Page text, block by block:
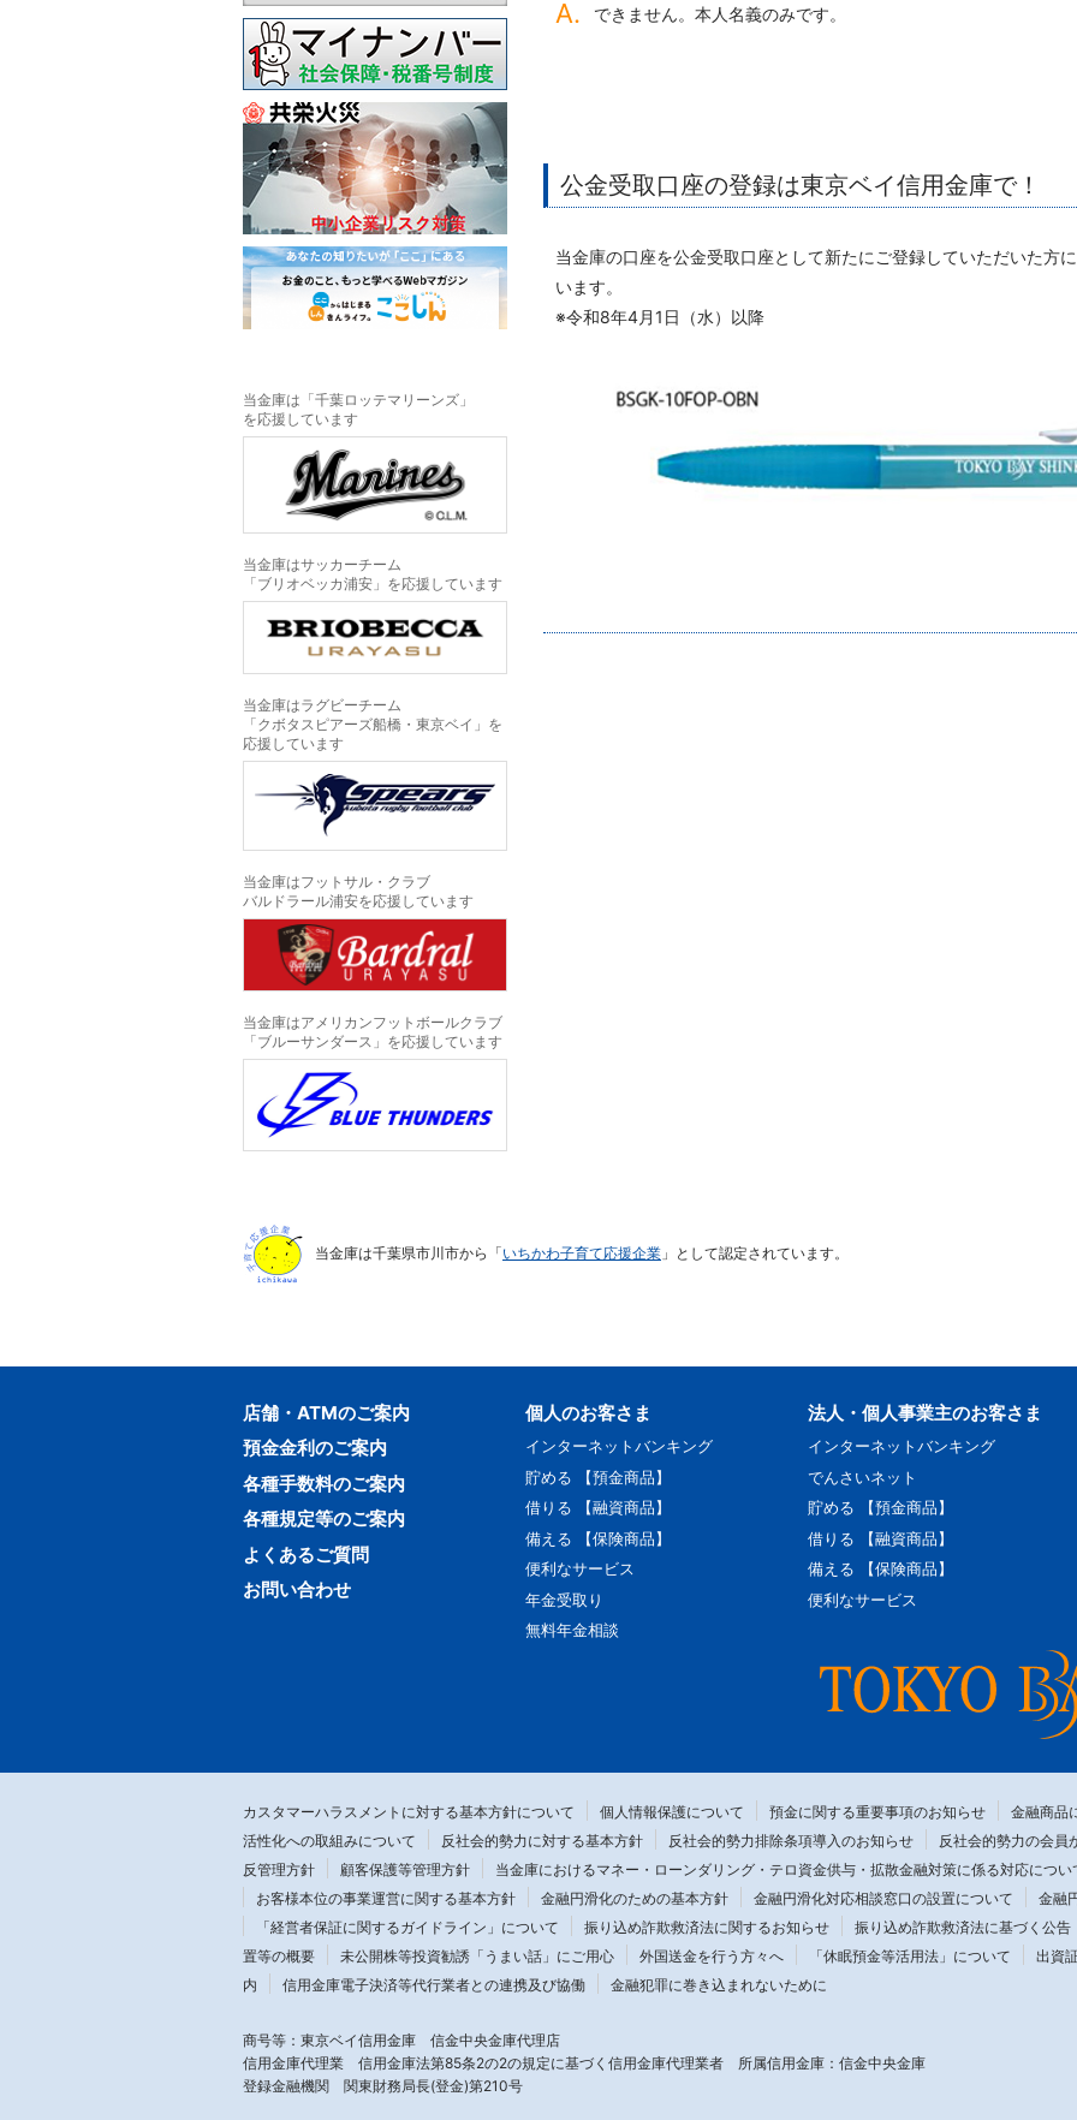
当金庫は「千葉ロッテマリーンズ」
を応援しています
当金庫はサッカーチーム
「ブリオベッカ浦安」を応援しています
当金庫はラグビーチーム
「クボタスピアーズ船橋・東京ベイ」を
応援しています
当金庫はフットサル・クラブ
バルドラール浦安を応援しています
当金庫はアメリカンフットボールクラブ
「ブルーサンダース」を応援しています
できません。本人名義のみです。
公金受取口座の登録は東京ベイ信用金庫で！
当金庫の口座を公金受取口座として新たにご登録していただいた方
います。
※令和8年4月1日（水）以降
当金庫は千葉県市川市から「いちかわ子育て応援企業 」として認定されています。
店舗・ATMのご案内
預金金利のご案内
各種手数料のご案内
各種規定等のご案内
よくあるご質問
お問い合わせ
個人のお客さま
インターネットバンキング
貯める 【預金商品】
借りる 【融資商品】
備える 【保険商品】
便利なサービス
年金受取り
無料年金相談
法人・個人事業主のお客さま
インターネットバンキング
でんさいネット
貯める 【預金商品】
借りる 【融資商品】
備える 【保険商品】
便利なサービス
カスタマーハラスメントに対する基本方針について 個人情報保護について 預金に関する重要事項のお知らせ 金融商品
活性化への取組みについて
反社会的勢力に対する基本方針 反社会的勢力排除条項導入のお知らせ 反社会的勢力の会員
反管理方針
顧客保護等管理方針 当金庫におけるマネー・ローンダリング・テロ資金供与・拡散金融対策に係る対応につい
お客様本位の事業運営に関する基本方針
金融円滑化のための基本方針 金融円滑化対応相談窓口の設置について
金融
「経営者保証に関するガイドライン」について
振り込め詐欺救済法に関するお知らせ 振り込め詐欺救済法に基づく公告
置等の概要
未公開株等投資勧誘「うまい話」にご用心 外国送金を行う方々へ 「休眠預金等活用法」について
出資
内
信用金庫電子決済等代行業者との連携及び協働 金融犯罪に巻き込まれないために
商号等：東京ベイ信用金庫 信金中央金庫代理店
信用金庫代理業
信用金庫法第85条2の2の規定に基づく信用金庫代理業者
所属信用金庫：信金中央金庫
登録金融機関 関東財務局長(登金)第210号